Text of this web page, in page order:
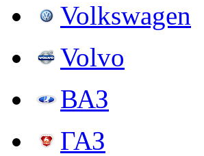
Volkswagen
Volvo
ВАЗ
ГАЗ